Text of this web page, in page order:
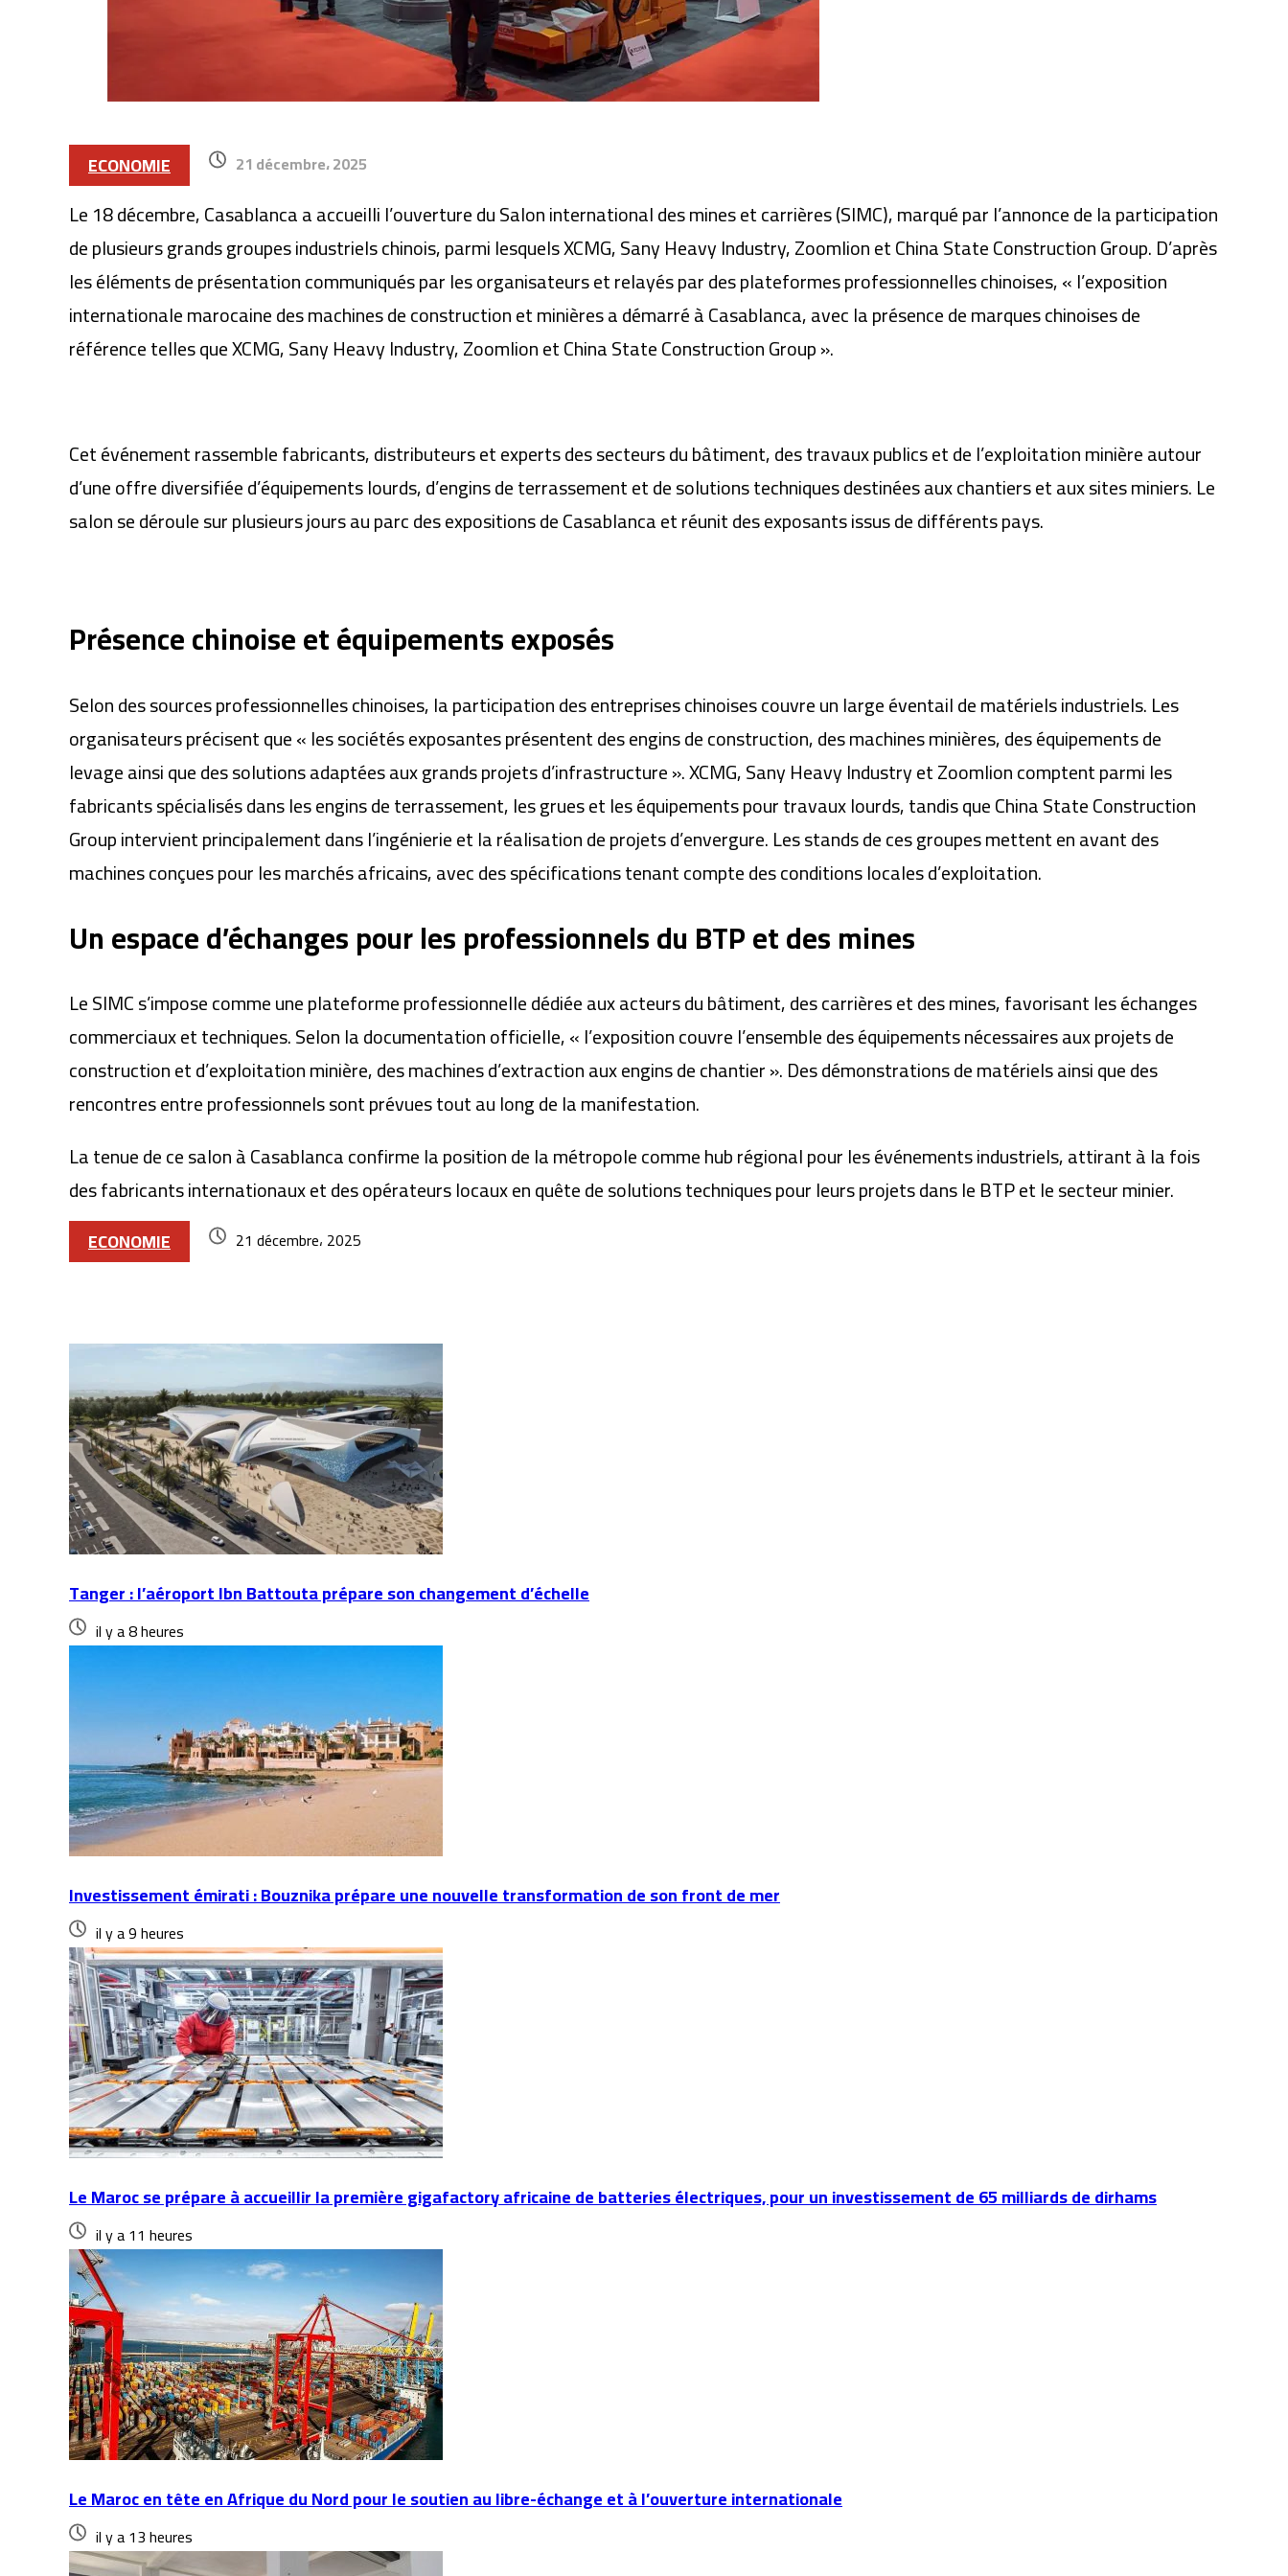
ECONOMIE 21 décembre، 2025
Le 18 décembre, Casablanca a accueilli l’ouverture du Salon international des mines et carrières (SIMC), marqué par l’annonce de la participation
de plusieurs grands groupes industriels chinois, parmi lesquels XCMG, Sany Heavy Industry, Zoomlion et China State Construction Group. D’après
les éléments de présentation communiqués par les organisateurs et relayés par des plateformes professionnelles chinoises, « l’exposition
internationale marocaine des machines de construction et minières a démarré à Casablanca, avec la présence de marques chinoises de
référence telles que XCMG, Sany Heavy Industry, Zoomlion et China State Construction Group ».
Cet événement rassemble fabricants, distributeurs et experts des secteurs du bâtiment, des travaux publics et de l’exploitation minière autour
d’une offre diversifiée d’équipements lourds, d’engins de terrassement et de solutions techniques destinées aux chantiers et aux sites miniers. Le
salon se déroule sur plusieurs jours au parc des expositions de Casablanca et réunit des exposants issus de différents pays.
Présence chinoise et équipements exposés
Selon des sources professionnelles chinoises, la participation des entreprises chinoises couvre un large éventail de matériels industriels. Les
organisateurs précisent que « les sociétés exposantes présentent des engins de construction, des machines minières, des équipements de
levage ainsi que des solutions adaptées aux grands projets d’infrastructure ». XCMG, Sany Heavy Industry et Zoomlion comptent parmi les
fabricants spécialisés dans les engins de terrassement, les grues et les équipements pour travaux lourds, tandis que China State Construction
Group intervient principalement dans l’ingénierie et la réalisation de projets d’envergure. Les stands de ces groupes mettent en avant des
machines conçues pour les marchés africains, avec des spécifications tenant compte des conditions locales d’exploitation.
Un espace d’échanges pour les professionnels du BTP et des mines
Le SIMC s’impose comme une plateforme professionnelle dédiée aux acteurs du bâtiment, des carrières et des mines, favorisant les échanges
commerciaux et techniques. Selon la documentation officielle, « l’exposition couvre l’ensemble des équipements nécessaires aux projets de
construction et d’exploitation minière, des machines d’extraction aux engins de chantier ». Des démonstrations de matériels ainsi que des
rencontres entre professionnels sont prévues tout au long de la manifestation.
La tenue de ce salon à Casablanca confirme la position de la métropole comme hub régional pour les événements industriels, attirant à la fois
des fabricants internationaux et des opérateurs locaux en quête de solutions techniques pour leurs projets dans le BTP et le secteur minier.
ECONOMIE 21 décembre، 2025
Tanger : l’aéroport Ibn Battouta prépare son changement d’échelle
il y a 8 heures
Investissement émirati : Bouznika prépare une nouvelle transformation de son front de mer
il y a 9 heures
Le Maroc se prépare à accueillir la première gigafactory africaine de batteries électriques, pour un investissement de 65 milliards de dirhams
il y a 11 heures
Le Maroc en tête en Afrique du Nord pour le soutien au libre-échange et à l’ouverture internationale
il y a 13 heures